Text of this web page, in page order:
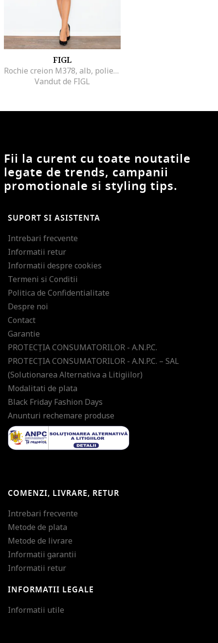
FIGL
Rochie creion M378, alb, poliester, eleganta
Vandut de FIGL
Fii la curent cu toate noutatile
legate de trends, campanii
promotionale si styling tips.
SUPORT SI ASISTENTA
Intrebari frecvente
Informatii retur
Informatii despre cookies
Termeni si Conditii
Politica de Confidentialitate
Despre noi
Contact
Garantie
PROTECŢIA CONSUMATORILOR - A.N.P.C.
PROTECŢIA CONSUMATORILOR - A.N.P.C. – SAL
(Solutionarea Alternativa a Litigiilor)
Modalitati de plata
Black Friday Fashion Days
Anunturi rechemare produse
COMENZI, LIVRARE, RETUR
Intrebari frecvente
Metode de plata
Metode de livrare
Informatii garantii
Informatii retur
INFORMATII LEGALE
Informatii utile